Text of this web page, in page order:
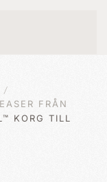
FRÅN
KORG TILL